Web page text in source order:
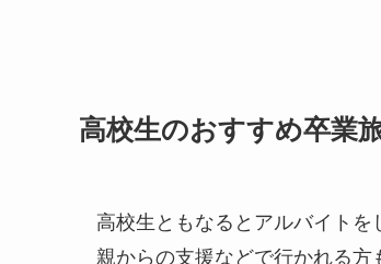
高校生のおすすめ卒業
高校生ともなるとアルバイトを
親からの支援などで行かれる方